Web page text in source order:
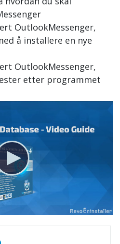
OutlookMessenger,
å installere en nye
OutlookMessenger,
etter programmet